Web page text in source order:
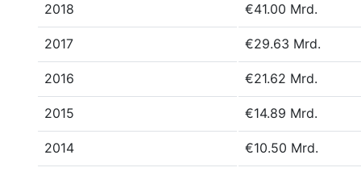
2018 €41.00 Mrd.
2017 €29.63 Mrd.
2016 €21.62 Mrd.
2015 €14.89 Mrd.
2014 €10.50 Mrd.